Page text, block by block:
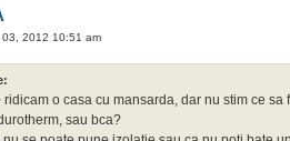
03, 2012 10:51 am
o casa cu mansarda, dar nu stim ce sa
sau bca?